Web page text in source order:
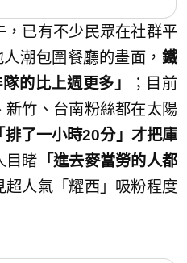
，已有不少民眾在社群平
潮包圍餐廳的畫面， 鐵
的比上週更多」
；目前
新竹、台南粉絲都在太陽
排了一小時20分」才把庫
目睹 「進去麥當勞的人都
超人氣「耀西」吸粉程度